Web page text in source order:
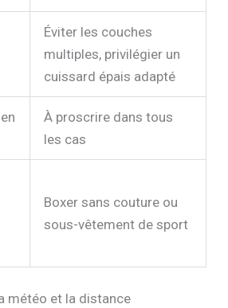
Éviter les couches
multiples, privilégier un
cuissard épais adapté
À proscrire dans tous
les cas
Boxer sans couture ou
sous-vêtement de sport
météo et la distance